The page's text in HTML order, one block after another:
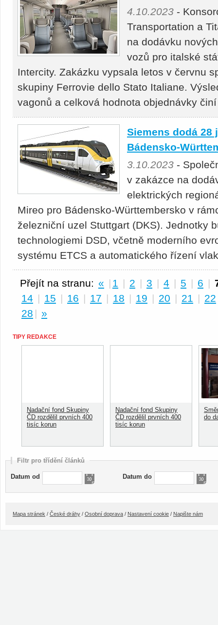
4.10.2023 -
Transportation a
na dodávku
vozů pro italské
Intercity. Zakázku vypsala letos v červnu
skupiny Ferrovie dello Stato Italiane.
vagonů a celková hodnota objednávky
Siemens dodá 28
Bádensko-
3.10.2023 -
v zakázce na
elektrických
Mireo pro Bádensko-Württembersko v
železniční uzel Stuttgart (DKS). Jednotky
technologiemi DSD, včetně moderního
systému ETCS a automatického řízení
Přejít na stranu: « | 1 | 2 | 3 | 4 | 5 | 6 |
14 | 15 | 16 | 17 | 18 | 19 | 20 | 21 | 22
28 | »
TIPY REDAKCE
Nadační fond Skupiny
ČD rozdělil prvních 400
tisíc korun
Nadační fond Skupiny
ČD rozdělil prvních 400
tisíc korun
do
Filtr pro třídění článků
Datum od Datum do
Mapa stránek / České dráhy / Osobní doprava / Nastavení cookie / Napište nám